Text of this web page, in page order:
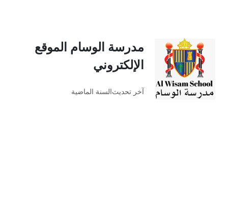
مدرسة الوسام الموقع
الإلكتروني
آخر تحديث السنة الماضية